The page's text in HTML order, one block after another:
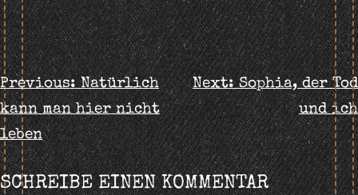
BEITRAGS-
NAVIGATION
Previous: Natürlich
kann man hier nicht
leben
Next: Sophia, der Tod
und ich
SCHREIBE EINEN KOMMENTAR